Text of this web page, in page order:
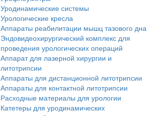
Уродинамические системы
Урологические кресла
Аппараты реабилитации мышц тазового дна
Эндовидеохирургический комплекс для
проведения урологических операций
Аппарат для лазерной хирургии и
литотрипсии
Аппараты для дистанционной литотрипсии
Аппараты для контактной литотрипсии
Расходные материалы для урологии
Катетеры для уродинамических